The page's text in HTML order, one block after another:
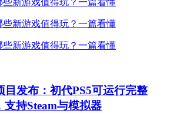
目发布：初代PS5可运行完整
持Steam与模拟器